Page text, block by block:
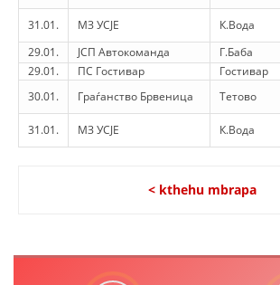
31.01. МЗ УСЈЕ К.Вода
29.01.
ЈСП Автокоманда Г.Баба
29.01.
ПС Гостивар Гостивар
30.01.
Граѓанство Брвеница Тетово
31.01. МЗ УСЈЕ К.Вода
< kthehu mbrapa